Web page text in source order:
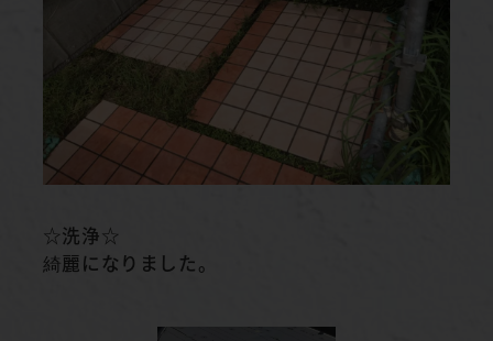
☆洗浄☆
綺麗になりました。